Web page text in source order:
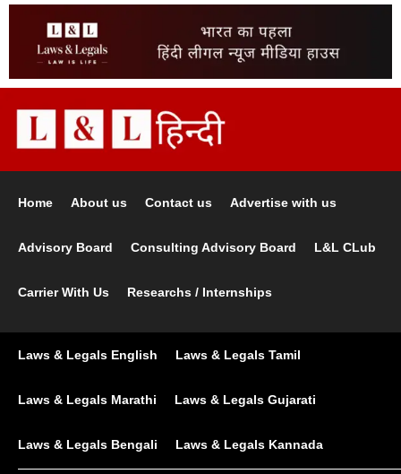
Home About us Contact us Advertise with us
Advisory Board Consulting Advisory Board L&L CLub
Carrier With Us Researchs / Internships
Laws & Legals English Laws & Legals Tamil
Laws & Legals Marathi Laws & Legals Gujarati
Laws & Legals Bengali Laws & Legals Kannada